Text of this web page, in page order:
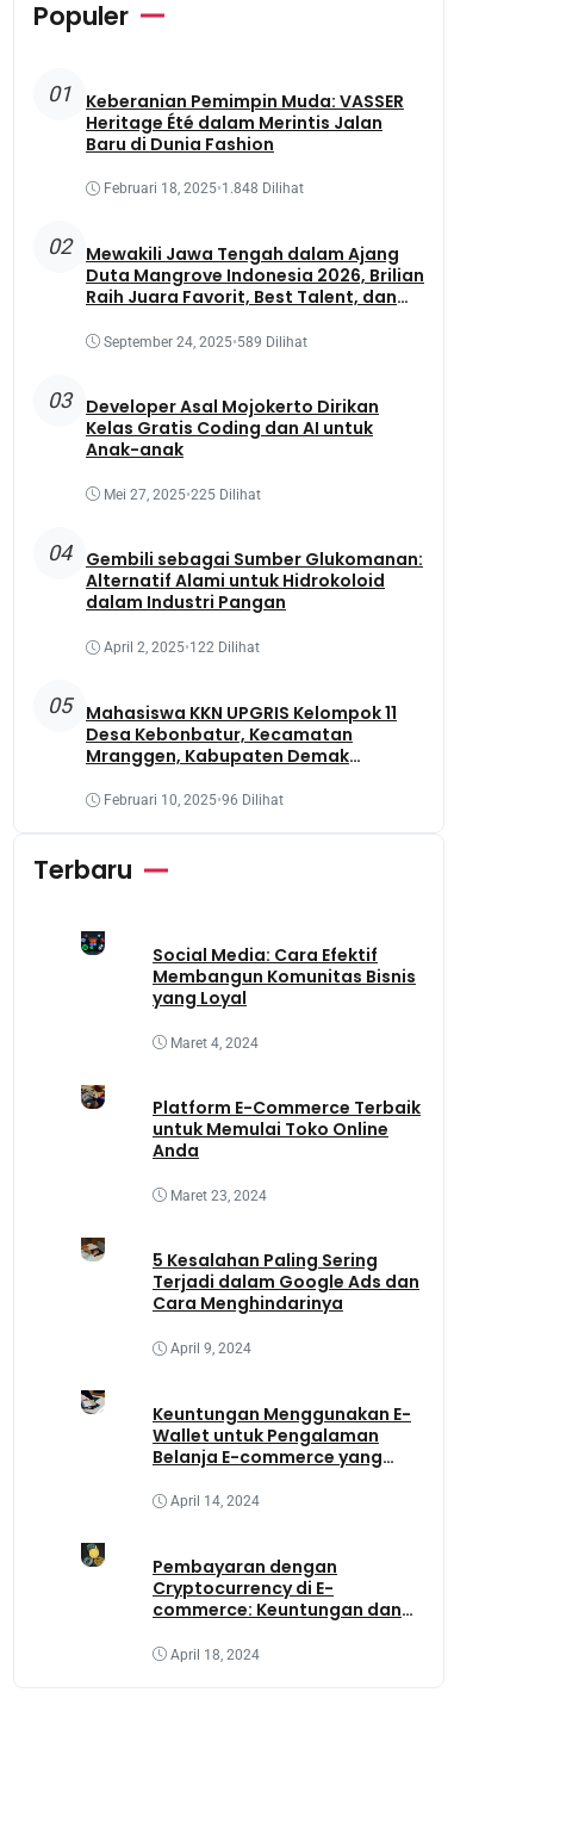
Populer
01
Keberanian Pemimpin Muda: VASSER
Heritage Été dalam Merintis Jalan
Baru di Dunia Fashion
Februari 18, 2025•1.848 Dilihat
02
Mewakili Jawa Tengah dalam Ajang
Duta Mangrove Indonesia 2026, Brilian
Raih Juara Favorit, Best Talent, dan
September 24, 2025•589 Dilihat
03
Developer Asal Mojokerto Dirikan
Kelas Gratis Coding dan AI untuk
Anak-anak
Mei 27, 2025•225 Dilihat
04
Gembili sebagai Sumber Glukomanan:
Alternatif Alami untuk Hidrokoloid
dalam Industri Pangan
April 2, 2025•122 Dilihat
05
Mahasiswa KKN UPGRIS Kelompok 11
Desa Kebonbatur, Kecamatan
Mranggen, Kabupaten Demak
Obat Dengan Memanfaatkan Lahan
Februari 10, 2025•96 Dilihat
Terbaru
Social Media: Cara Efektif
Membangun Komunitas Bisnis
yang Loyal
Maret 4, 2024
Platform E-Commerce Terbaik
untuk Memulai Toko Online
Anda
Maret 23, 2024
5 Kesalahan Paling Sering
Terjadi dalam Google Ads dan
Cara Menghindarinya
April 9, 2024
Keuntungan Menggunakan E-
Wallet untuk Pengalaman
Belanja E-commerce yang
April 14, 2024
Pembayaran dengan
Cryptocurrency di E-
commerce: Keuntungan dan
April 18, 2024